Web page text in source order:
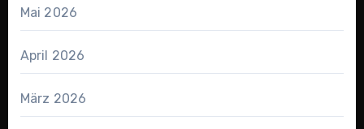
Mai 2026
April 2026
März 2026